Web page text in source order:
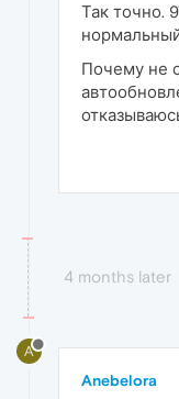
Так точно.
Почему не
4 months later
A
Anebelora